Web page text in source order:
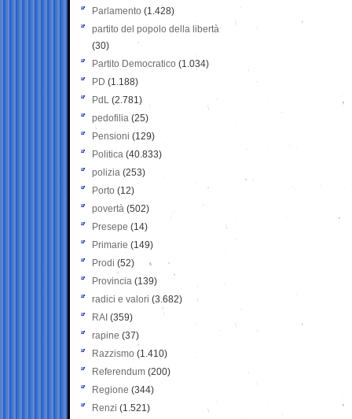
Parlamento (1.428)
partito del popolo della libertà
(30)
Partito Democratico (1.034)
PD (1.188)
PdL (2.781)
pedofilia (25)
Pensioni (129)
Politica (40.833)
polizia (253)
Porto (12)
povertà (502)
Presepe (14)
Primarie (149)
Prodi (52)
Provincia (139)
radici e valori (3.682)
RAI (359)
rapine (37)
Razzismo (1.410)
Referendum (200)
Regione (344)
Renzi (1.521)